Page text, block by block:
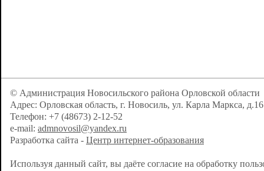
© Администрация Новосильского района Орловской области
Адрес: Орловская область, г. Новосиль, ул. Карла Маркса, д.16
Телефон: +7 (48673) 2-12-52
e-mail: admnovosil@yandex.ru
Разработка сайта - Центр интернет-образования
Используя данный сайт, вы даёте согласие на обработку